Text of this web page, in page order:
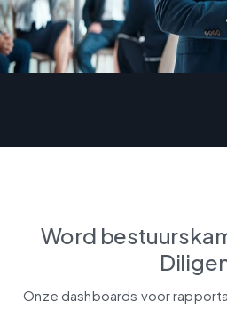
Word
Onze dashboards voor